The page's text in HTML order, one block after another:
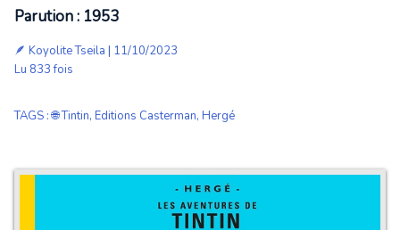
Parution : 1953
🪶 Koyolite Tseila | 11/10/2023
Lu 833 fois
TAGS :🌐 Tintin, Editions Casterman, Hergé